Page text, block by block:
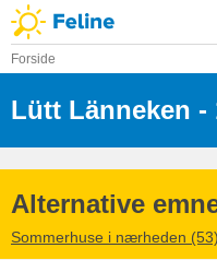
Forside
Lütt Länneken -
Alternative
Sommerhuse i nærheden (53)